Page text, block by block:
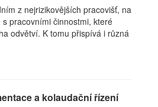
z nejrizikovějších pracovišť, na
pracovními činnostmi, které
odvětví. K tomu přispívá i různá
a kolaudační řízení